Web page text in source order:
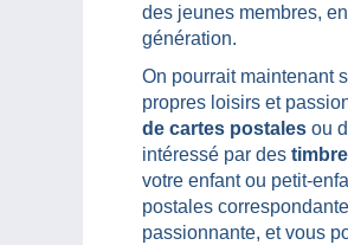
des jeunes membres,
génération.
On pourrait maintenant
propres loisirs et
de cartes postales ou
intéressé par des
votre enfant ou petit-
postales
passionnante, et vous